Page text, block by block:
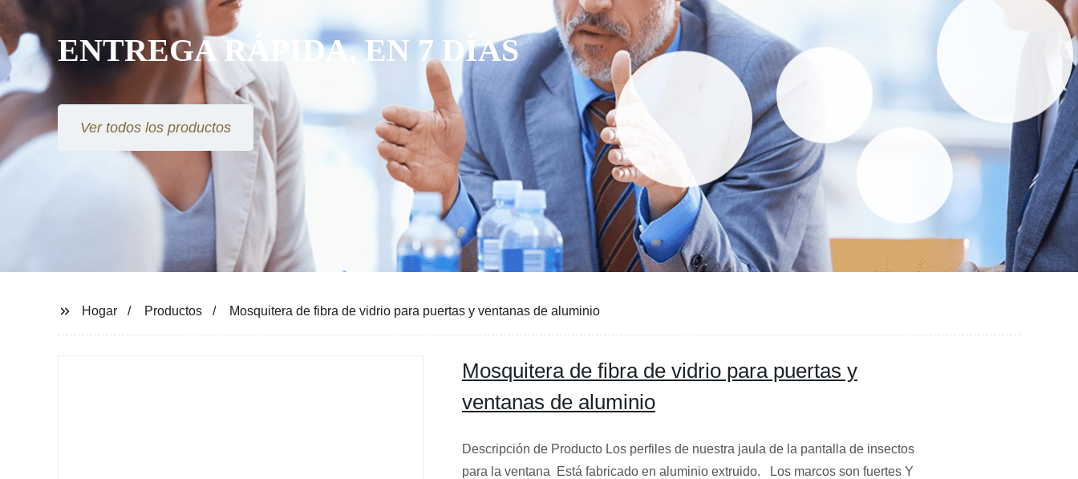
ENTREGA RÁPIDA, EN 7 DÍAS
Ver todos los productos
Hogar Productos Mosquitera de fibra de vidrio para puertas y ventanas de aluminio
Mosquitera de fibra de vidrio para puertas y
ventanas de aluminio
Descripción de Producto Los perfiles de nuestra jaula de la pantalla de insectos
para la ventana Está fabricado en aluminio extruido. Los marcos son fuertes Y